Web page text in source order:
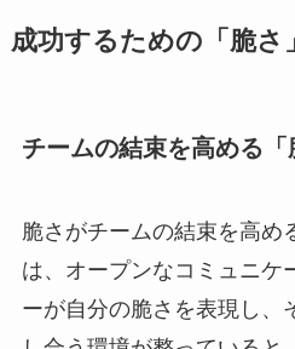
成功するための「脆さ
チームの結束を高める「
脆さがチームの結束を高め
は、オープンなコミュニケ
ーが自分の脆さを表現し、